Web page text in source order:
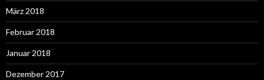
März 2018
Februar 2018
Januar 2018
Dezember 2017